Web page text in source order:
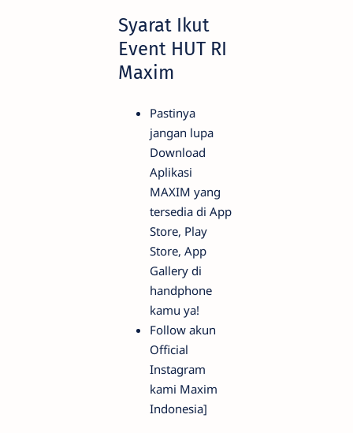
Syarat Ikut
Event HUT RI
Maxim
Pastinya
jangan lupa
Download
Aplikasi
MAXIM yang
tersedia di App
Store, Play
Store, App
Gallery di
handphone
kamu ya!
Follow akun
Official
Instagram
kami Maxim
Indonesia]